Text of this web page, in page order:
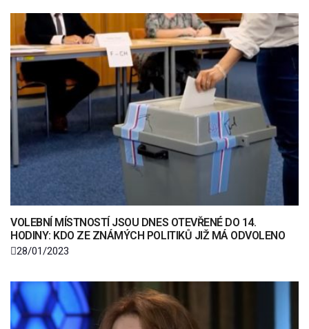
VOLEBNÍ MÍSTNOSTÍ JSOU DNES OTEVŘENÉ DO 14.
HODINY: KDO ZE ZNÁMÝCH POLITIKŮ JIŽ MÁ ODVOLENO
28/01/2023